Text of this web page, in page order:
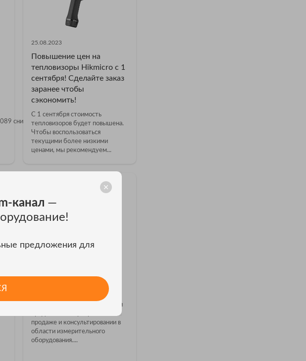
снизилась
25.08.2023
Повышение цен на
тепловизоры Hikmicro с 1
сентября! Сделайте заказ
заранее чтобы
сэкономить!
С 1 сентября стоимость
тепловизоров будет повышена.
Чтобы воспользоваться
текущими более низкими
ценами, мы рекомендуем...
11 лет компании ТД
Вот уже 11 лет наша компания
продаже и консультировании в
области измерительного
оборудования....
канал —
предложения для